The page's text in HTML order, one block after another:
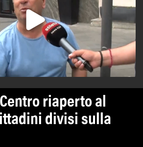
riaperto al
divisi sulla